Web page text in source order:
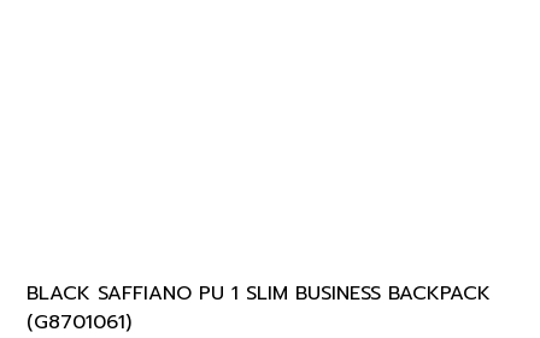
BLACK SAFFIANO PU 1 SLIM BUSINESS BACKPACK
(G8701061)